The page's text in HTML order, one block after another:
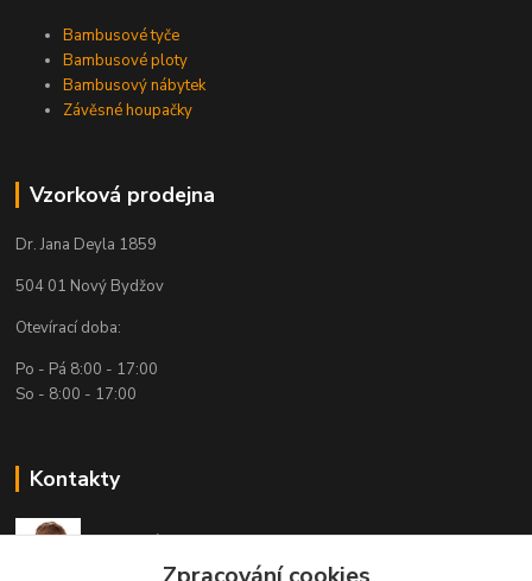
Bambusové tyče
Bambusové ploty
Bambusový nábytek
Závěsné houpačky
Vzorková prodejna
Dr. Jana Deyla 1859
504 01 Nový Bydžov
Otevírací doba:
Po - Pá 8:00 - 17:00
So - 8:00 - 17:00
Kontakty
Technická podpora